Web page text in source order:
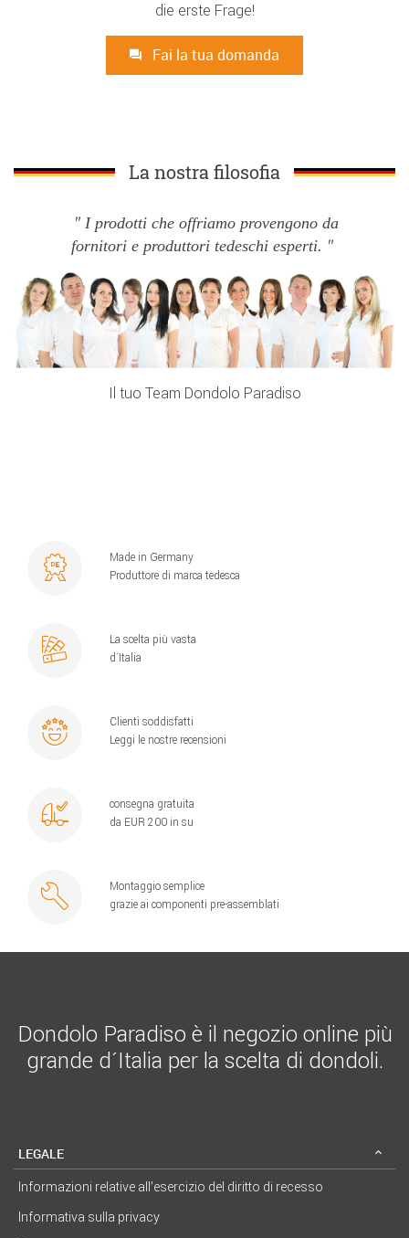
die erste Frage!
Fai la tua domanda
La nostra filosofia
I prodotti che offriamo provengono da
fornitori e produttori tedeschi esperti.
Il tuo Team Dondolo Paradiso
Made in Germany
Produttore di marca tedesca
La scelta più vasta
d´Italia
Clienti soddisfatti
Leggi le nostre recensioni
consegna gratuita
da EUR 200 in su
Montaggio semplice
grazie ai componenti pre-assemblati
Dondolo Paradiso è il negozio online più
grande d´Italia per la scelta di dondoli.
LEGALE
Informazioni relative all’esercizio del diritto di recesso
Informativa sulla privacy